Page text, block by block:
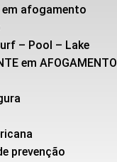
afogamento
– Pool – Lake
em AFOGAMENTO
prevenção